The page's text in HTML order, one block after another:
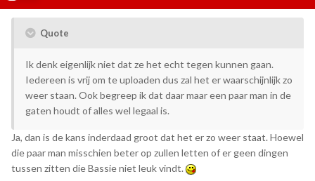
Quote
Ik denk eigenlijk niet dat ze het echt tegen kunnen gaan.
Iedereen is vrij om te uploaden dus zal het er waarschijnlijk zo
weer staan. Ook begreep ik dat daar maar een paar man in de
gaten houdt of alles wel legaal is.
Ja, dan is de kans inderdaad groot dat het er zo weer staat. Hoewel
die paar man misschien beter op zullen letten of er geen dingen
tussen zitten die Bassie niet leuk vindt.